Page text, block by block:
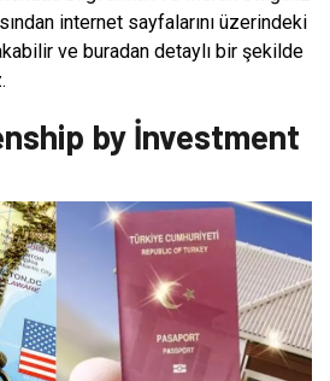
internet sayfalarını üzerindeki
ve buradan detaylı bir şekilde
by İnvestment